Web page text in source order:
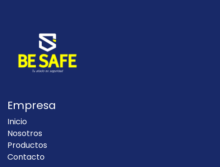
Empresa
Inicio
Nosotros
Productos
Contacto